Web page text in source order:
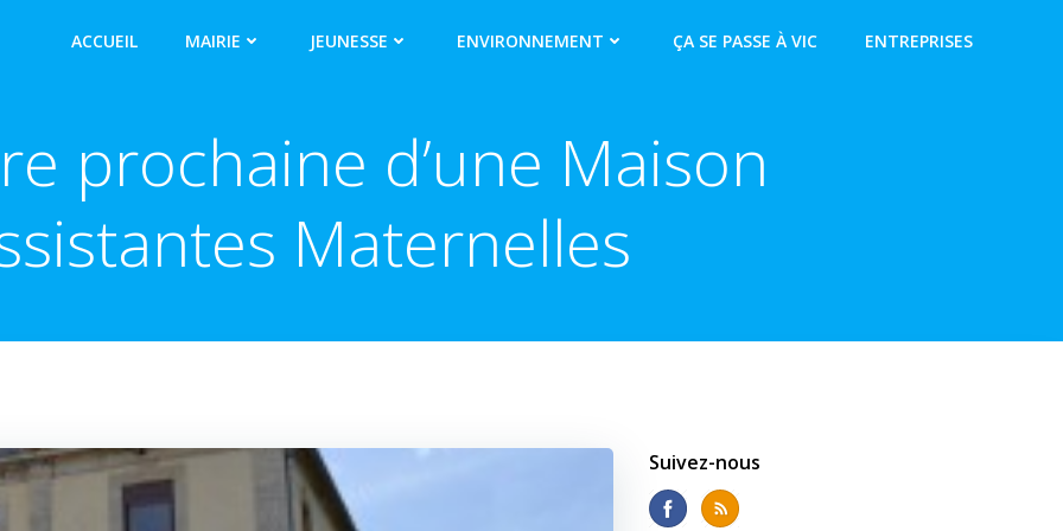
ACCUEIL MAIRIE JEUNESSE ENVIRONNEMENT ÇA SE PASSE À VIC ENTREPRISES
prochaine d’une Maison
Maternelles
Suivez-nous